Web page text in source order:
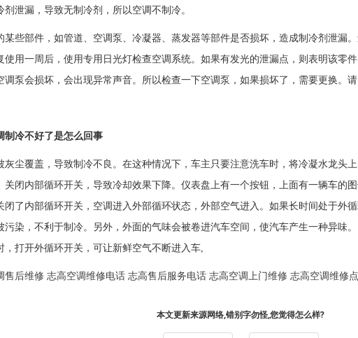
剂泄漏，导致无制冷剂，所以空调不制冷。
某些部件，如管道、空调泵、冷凝器、蒸发器等部件是否损坏，造成制冷剂泄漏
使用一周后，使用专用日光灯检查空调系统。如果有发光的泄漏点，则表明该零
调泵会损坏，会出现异常声音。所以检查一下空调泵，如果损坏了，需要更换。
制冷不好了是怎么回事
灰尘覆盖，导致制冷不良。在这种情况下，车主只要注意洗车时，将冷凝水龙头
关闭内部循环开关，导致冷却效果下降。仪表盘上有一个按钮，上面有一辆车的
闭了内部循环开关，空调进入外部循环状态，外部空气进入。如果长时间处于外
污染，不利于制冷。另外，外面的气味会被卷进汽车空间，使汽车产生一种异味
，打开外循环开关，可让新鲜空气不断进入车,
售后维修 志高空调维修电话 志高售后服务电话 志高空调上门维修 志高空调维修
本文更新来源网络,错别字勿怪,您觉得怎么样?